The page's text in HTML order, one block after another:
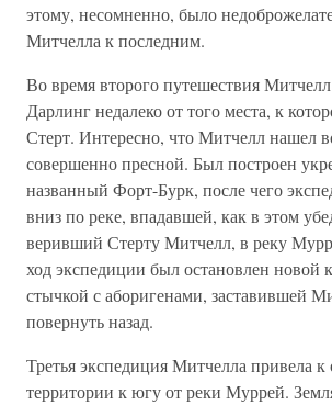
этому, несомненно, было
Митчелла к последним.
Во время второго путешествия
Дарлинг недалеко от того места, к
Стерт. Интересно, что Митчелл нашел
совершенно пресной. Был построен
названный Форт-Бурк, после чего
вниз по реке, впадавшей, как в этом
веривший Стерту Митчелл, в реку
ход экспедиции был остановлен новой
стычкой с аборигенами, заставившей
повернуть назад.
Третья экспедиция Митчелла привела
территории к югу от реки Муррей.